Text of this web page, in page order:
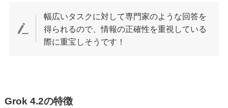
幅広いタスクに対して専門家のような回答を
得られるので、情報の正確性を重視している
際に重宝しそうです！
Grok 4.2の特徴